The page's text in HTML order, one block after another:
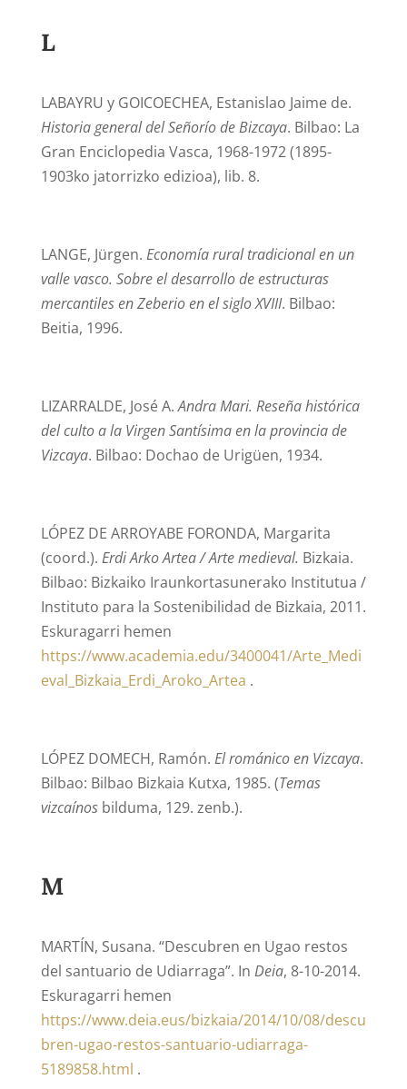
L
LABAYRU y GOICOECHEA, Estanislao Jaime de.
Historia general del Señorío de Bizcaya. Bilbao: La
Gran Enciclopedia Vasca, 1968-1972 (1895-
1903ko jatorrizko edizioa), lib. 8.
LANGE, Jürgen. Economía rural tradicional en un
valle vasco. Sobre el desarrollo de estructuras
mercantiles en Zeberio en el siglo XVIII. Bilbao:
Beitia, 1996.
LIZARRALDE, José A.Andra Mari. Reseña histórica
del culto a la Virgen Santísima en la provincia de
Vizcaya. Bilbao: Dochao de Urigüen, 1934.
LÓPEZ DE ARROYABE FORONDA, Margarita
(coord.). Erdi Arko Artea / Arte medieval. Bizkaia.
Bilbao: Bizkaiko Iraunkortasunerako Institutua /
Instituto para la Sostenibilidad de Bizkaia, 2011.
Eskuragarri hemen
https://www.academia.edu/3400041/Arte_Medi
eval_Bizkaia_Erdi_Aroko_Artea .
LÓPEZ DOMECH, Ramón. El románico en Vizcaya.
Bilbao: Bilbao Bizkaia Kutxa, 1985. (Temas
vizcaínos bilduma, 129. zenb.).
M
MARTÍN, Susana. “Descubren en Ugao restos
del santuario de Udiarraga”. In Deia, 8-10-2014.
Eskuragarri hemen
https://www.deia.eus/bizkaia/2014/10/08/descu
bren-ugao-restos-santuario-udiarraga-
5189858.html .